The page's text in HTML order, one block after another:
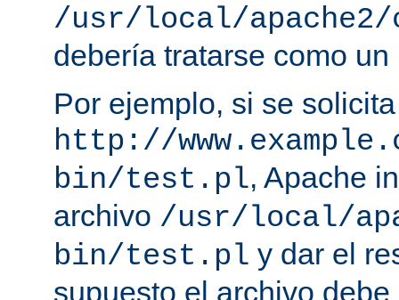
/usr/local/
debería tratarse como
Por ejemplo, si se
http://
bin/test.pl, Apache
archivo /usr/local/
bin/test.pl y dar el
supuesto el archivo